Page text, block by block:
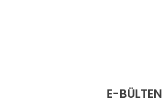
E-BÜLTEN